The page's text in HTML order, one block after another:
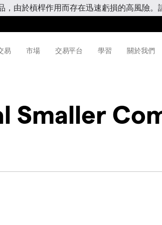
，由於槓桿作用而存在迅速虧損的高風險。
易 市場 交易平台 學習 關於我們
Smaller